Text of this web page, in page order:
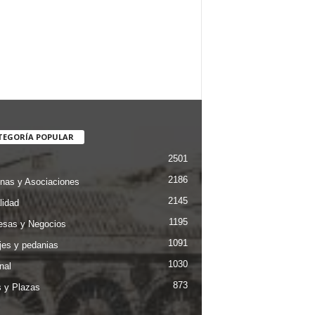
POPULAR
2501
y Asociaciones 2186
2145
y Negocios 1195
y pedanias 1091
1030
y Plazas 873